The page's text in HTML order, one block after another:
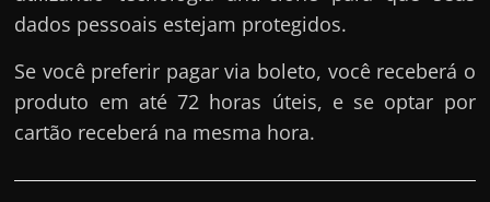
dados pessoais estejam protegidos.
Se você preferir pagar via boleto, você receberá o
produto em até 72 horas úteis, e se optar por
cartão receberá na mesma hora.